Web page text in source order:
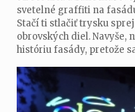
svetelné graffiti na
Stačí ti stlačiť trysku
obrovských diel. Navyše,
históriu fasády, pretože